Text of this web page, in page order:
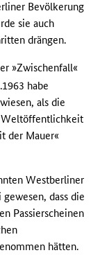
Bevölkerung
sie auch
drängen.
»Zwischenfall«
habe
als die
Weltöffentlichkeit
der Mauer«
Westberliner
dass die
Passierscheinen
hätten.